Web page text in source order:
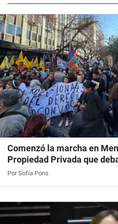
Comenzó la marcha en
Propiedad Privada que
Por Sofía Pons